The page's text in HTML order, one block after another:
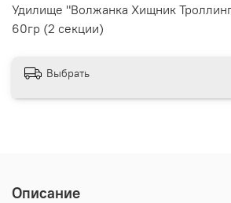
Удилище "Волжанка Хищник
60гр (2 секции)
Выбрать
Описание